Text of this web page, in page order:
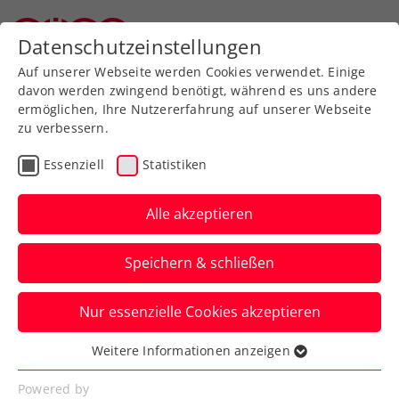
Zurück zur Newsübersicht
Turniere
„Super Tuesday“ bei der
BAD WALTERSDORF
TROPHY
Joel Schwärzler, Lukas Neumayer, Sandro
Kopp eröffnen das ATP-Challenger-
Hauptfeld auf dem Center Court.
Verfasst von: Presseaussendung / Redaktion, 16.09.2024
Datenschutzeinstellungen
Auf unserer Webseite werden Cookies verwendet. Einige
davon werden zwingend benötigt, während es uns andere
ermöglichen, Ihre Nutzererfahrung auf unserer Webseite
zu verbessern.
Essenziell Statistiken
Alle akzeptieren
Speichern & schließen
Nur essenzielle Cookies akzeptieren
Essenziell
Essenzielle Cookies werden für grundlegende
Weitere Informationen anzeigen
Powered by